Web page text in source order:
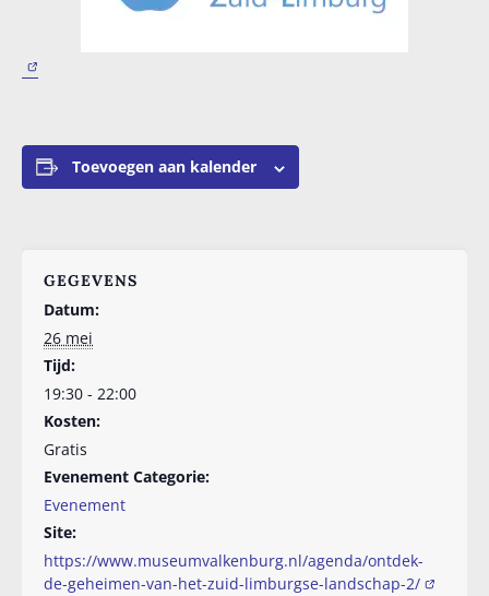
Toevoegen aan kalender
GEGEVENS
Datum:
26 mei
Tijd:
19:30 - 22:00
Kosten:
Gratis
Evenement Categorie:
Evenement
Site:
https://www.museumvalkenburg.nl/agenda/ontdek-
de-geheimen-van-het-zuid-limburgse-landschap-2/